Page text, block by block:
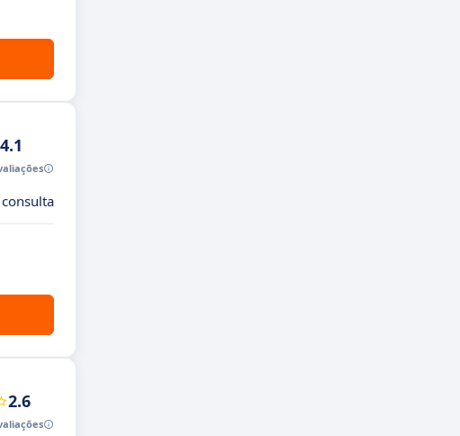
4.1
2.6